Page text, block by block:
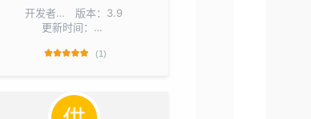
开发者： ha1234ggg
版本：3.9
更新时间：2026-07-25
(1)